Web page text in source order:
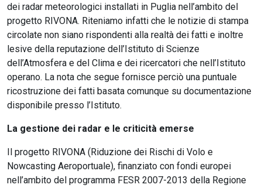
dei radar meteorologici installati in Puglia nell’ambito del
progetto RIVONA. Riteniamo infatti che le notizie di stampa
circolate non siano rispondenti alla realtà dei fatti e inoltre
lesive della reputazione dell’Istituto di Scienze
dell’Atmosfera e del Clima e dei ricercatori che nell’Istituto
operano. La nota che segue fornisce perciò una puntuale
ricostruzione dei fatti basata comunque su documentazione
disponibile presso l’Istituto.
La gestione dei radar e le criticità emerse
Il progetto RIVONA (Riduzione dei Rischi di Volo e
Nowcasting Aeroportuale), finanziato con fondi europei
nell’ambito del programma FESR 2007-2013 della Regione